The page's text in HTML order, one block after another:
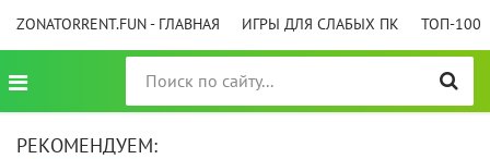
ZONATORRENT.FUN - ГЛАВНАЯ ИГРЫ ДЛЯ СЛАБЫХ ПК ТОП-100
РЕКОМЕНДУЕМ: